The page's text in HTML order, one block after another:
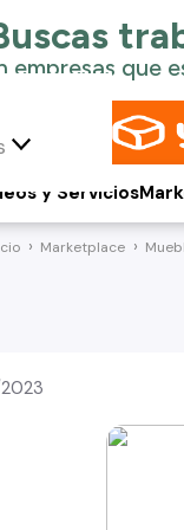
y Servicios
Marketplace